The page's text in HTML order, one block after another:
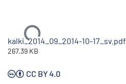
Ladataan...
kalki_2014_09_2014-10-17_sv.pdf
267.39 KB
CC BY 4.0